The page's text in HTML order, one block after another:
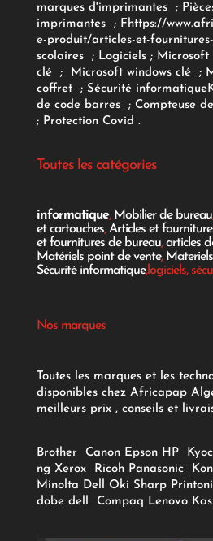
marques d'imprimantes
;
imprimantes
; F https://
e-produit/articles-et-
scolaires; Logiciels ; Microsoft
clé
; Microsoft windows clé;
coffret ; Sécurité informatique
de code barres
; Compteuse
; Protection Covid .
Toutes les catégories
informatique, Mobilier de bureau
et cartouches,Articles et
et fournitures de bureau,articles
Matériels point de vente,
Sécurité informatique,logiciels,
Nos marques
Toutes les marques et les
disponibles chez Africapap
meilleurs prix , conseils et
Brother Canon Epson HP
ng Xerox Ricoh Panasonic
Minolta Dell Oki Sharp
dobe dell Compaq Lenovo